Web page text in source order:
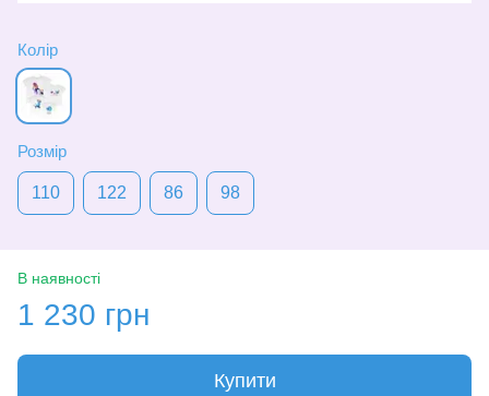
Колір
Розмір
110 122 86 98
В наявності
1 230 грн
Купити